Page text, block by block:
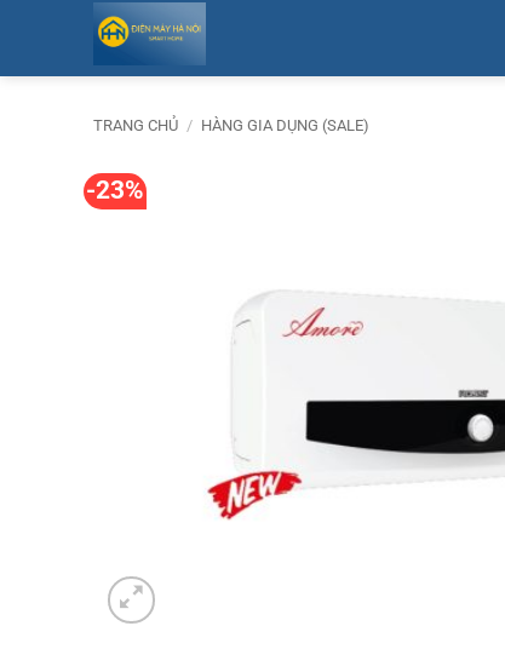
nội
TRANG CHỦ / HÀNG GIA DỤNG (SALE)
-23%